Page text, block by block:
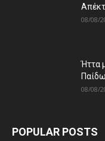
08/08/
Ήττα
08/08/
POPULAR POSTS